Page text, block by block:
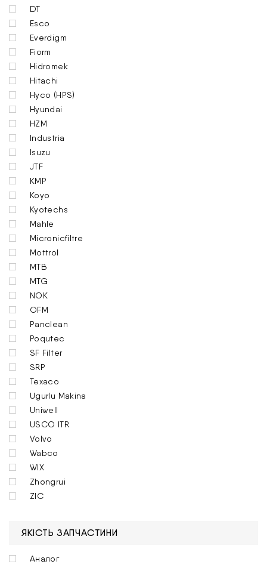
DT
Esco
Everdigm
Fiorm
Hidromek
Hitachi
Hyco (HPS)
Hyundai
HZM
Industria
Isuzu
JTF
KMP
Koyo
Kyotechs
Mahle
Micronicfiltre
Mottrol
MTB
MTG
NOK
OFM
Panclean
Poqutec
SF Filter
SRP
Texaco
Ugurlu Makina
Uniwell
USCO ITR
Volvo
Wabco
WIX
Zhongrui
ZIC
ЯКІСТЬ ЗАПЧАСТИНИ
Аналог